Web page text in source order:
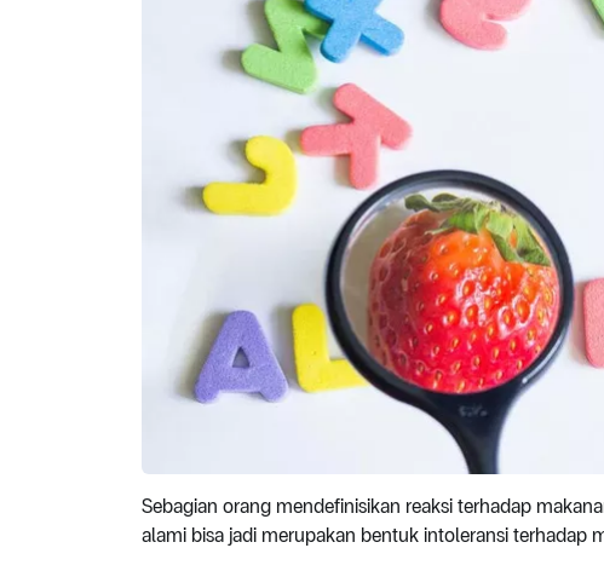
Sebagian orang mendefinisikan reaksi terhadap
alami bisa jadi merupakan bentuk intoleransi terhadap